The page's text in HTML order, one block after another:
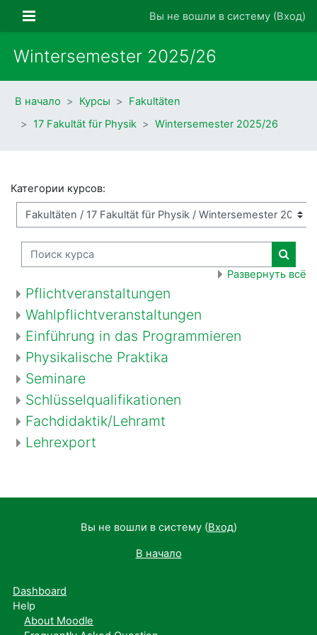
Боковая панельВы не вошли в систему (Вход)
Wintersemester 2025/26
В начало Курсы
Fakultäten
17 Fakultät für Physik
Wintersemester 2025/26
Категории курсов:
Поиск курса
Поиск
Развернуть всё
Pflichtveranstaltungen
Wahlpflichtveranstaltungen
Einführung in das Programmieren
Physikalische Praktika
Seminare
Schlüsselqualifikationen
Fachdidaktik/Lehramt
Lehrexport
Вы не вошли в систему (Вход)
В начало
Dashboard
Help
About Moodle